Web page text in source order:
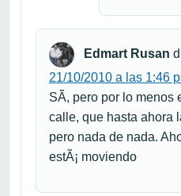
Edmart Rusan
21/10/2010 a las 1:46
SÃ­, pero por lo menos
calle, que hasta ahora
pero nada de nada.
estÃ¡ moviendo